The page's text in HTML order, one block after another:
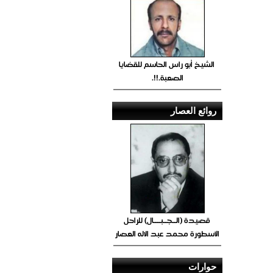
الشيخ أبو راس الحاسم للقضايا
الصعبة.!!.
روائع العصار
قصيدة (الــجــبــــال) للراحل
الأسطورة محمد عبد الاله العصار
حوارات